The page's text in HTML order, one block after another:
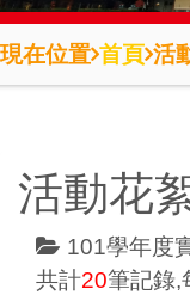
區
現在位置 首頁 活
活動花
101學年度
共計20筆記錄,